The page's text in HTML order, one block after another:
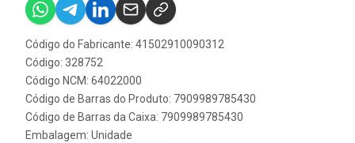
Código do Fabricante: 41502910090312
Código: 328752
Código NCM: 64022000
Código de Barras do Produto: 7909989785430
Código de Barras da Caixa: 7909989785430
Embalagem: Unidade